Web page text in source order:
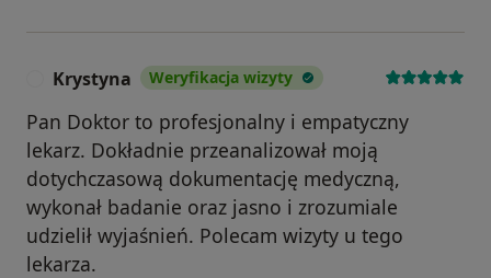
Krystyna Weryfikacja wizyty
Pan Doktor to profesjonalny i empatyczny
lekarz. Dokładnie przeanalizował moją
dotychczasową dokumentację medyczną,
wykonał badanie oraz jasno i zrozumiale
udzielił wyjaśnień. Polecam wizyty u tego
lekarza.